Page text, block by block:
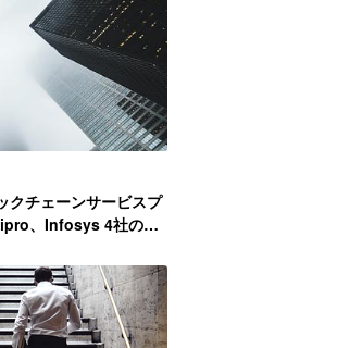
クチェーンサービスプ
、Infosys 4社の注